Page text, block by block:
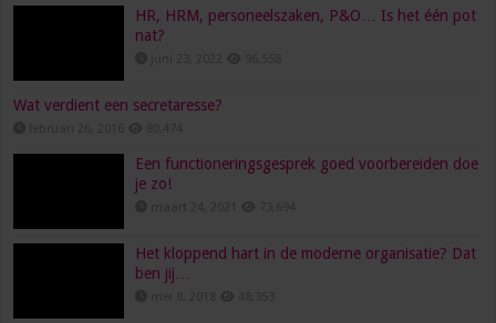
HR, HRM, personeelszaken, P&O… Is het één pot
nat?
Wat verdient een secretaresse?
Een functioneringsgesprek goed voorbereiden doe
je zo!
Het kloppend hart in de moderne organisatie? Dat
ben jij…